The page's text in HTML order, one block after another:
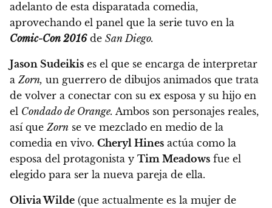
adelanto de esta disparatada comedia,
aprovechando el panel que la serie tuvo en la
Comic-Con 2016de San Diego.
Jason Sudeikis es el que se encarga de interpretar
a Zorn, un guerrero de dibujos animados que trata
de volver a conectar con su ex esposa y su hijo en
el Condado de Orange. Ambos son personajes reales,
así que Zorn se ve mezclado en medio de la
comedia en vivo. Cheryl Hines actúa como la
esposa del protagonista y Tim Meadows fue el
elegido para ser la nueva pareja de ella.
Olivia Wilde (que actualmente es la mujer de